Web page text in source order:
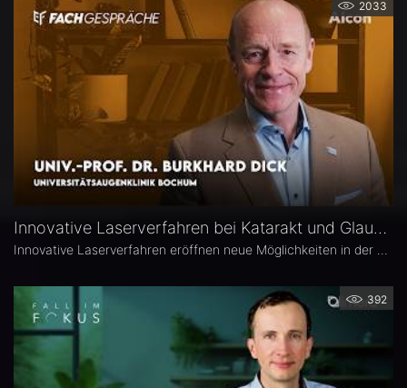
2033
Innovative Laserverfahren bei Katarakt und Glaukom – Univ.-Prof. Dr. Burkhard Dick
392